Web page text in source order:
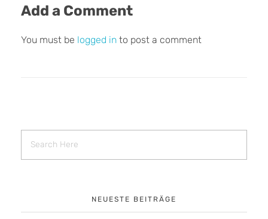
Add a Comment
You must be logged in to post a comment
NEUESTE BEITRÄGE